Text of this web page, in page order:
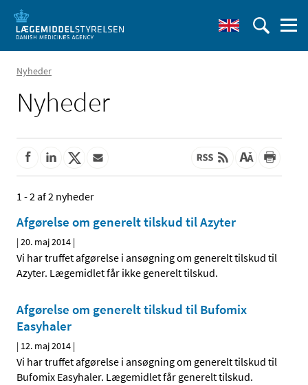
Nyheder
Nyheder
1 - 2 af 2 nyheder
Afgørelse om generelt tilskud til Azyter
|20. maj 2014 |
Vi har truffet afgørelse i ansøgning om generelt tilskud til
Azyter. Lægemidlet får ikke generelt tilskud.
Afgørelse om generelt tilskud til Bufomix
Easyhaler
| 12. maj 2014 |
Vi har truffet afgørelse i ansøgning om generelt tilskud til
Bufomix Easyhaler. Lægemidlet får generelt tilskud.